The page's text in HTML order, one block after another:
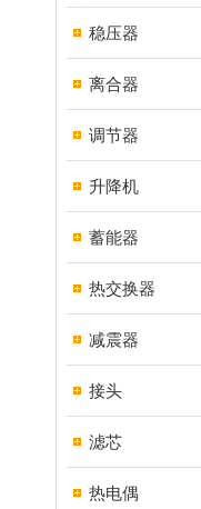
稳压器
离合器
调节器
升降机
蓄能器
热交换器
减震器
接头
滤芯
热电偶